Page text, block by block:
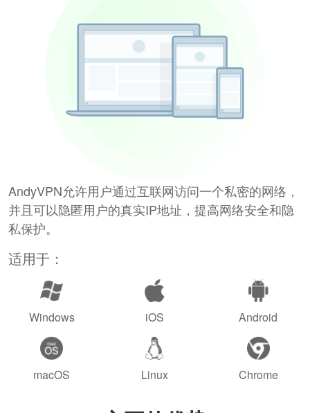
AndyVPN允许用户通过互联网访问一个私密的网络，
并且可以隐匿用户的真实IP地址，提高网络安全和隐
私保护。
适用于：
Windows iOS Android
macOS Linux Chrome